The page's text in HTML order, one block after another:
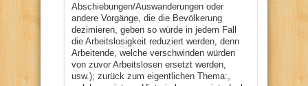
Abschiebungen/Auswanderungen oder
andere Vorgänge, die die Bevölkerung
dezimieren, geben so würde in jedem Fall
die Arbeitslosigkeit reduziert werden, denn
Arbeitende, welche verschwinden würden
von zuvor Arbeitslosen ersetzt werden,
usw.); zurück zum eigentlichen Thema:,